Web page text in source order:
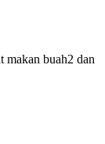
makan buah2 dan